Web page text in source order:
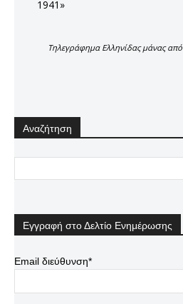
1941»
Τηλεγράφημα Ελληνίδας μάνας
Αναζήτηση
Εγγραφή στο Δελτίο Ενημέρωσης
Email διεύθυνση*